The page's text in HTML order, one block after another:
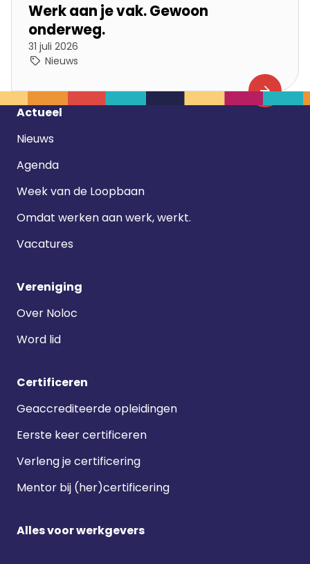
Werk aan je vak. Gewoon
onderweg.
31 juli 2026
Nieuws
Footer
Actueel
Nieuws
Agenda
Week van de Loopbaan
Omdat werken aan werk, werkt.
Vacatures
Vereniging
Over Noloc
Word lid
Certificeren
Geaccrediteerde opleidingen
Eerste keer certificeren
Verleng je certificering
Mentor bij (her)certificering
Alles voor werkgevers